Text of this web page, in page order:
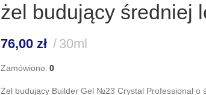
żel budujący średniej
76,00 zł 30ml
Zamówiono: 0
Żel budujący Builder Gel №23 Crystal Professional o